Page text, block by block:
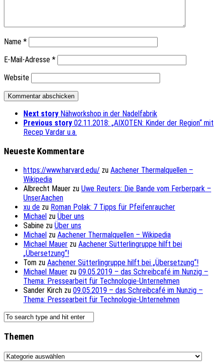
Name *
E-Mail-Adresse *
Website
Next story Nähworkshop in der Nadelfabrik
Previous story 02.11.2018: „AIXOTEN: Kinder der Region“ mit
Recep Vardar u.a.
Neueste Kommentare
https://www.harvard.edu/ zu Aachener Thermalquellen –
Wikipedia
Albrecht Mauer zu Uwe Reuters: Die Bande vom Ferberpark –
UnserAachen
xu de zu Roman Polak: 7 Tipps für Pfeifenraucher
Michael zu Über uns
Sabine zu Über uns
Michael zu Aachener Thermalquellen – Wikipedia
Michael Mauer zu Aachener Sütterlingruppe hilft bei
„Übersetzung“!
Tom zu Aachener Sütterlingruppe hilft bei „Übersetzung“!
Michael Mauer zu 09.05.2019 – das Schreibcafé im Nunzig –
Thema: Pressearbeit für Technologie-Unternehmen
Sander Kirch zu 09.05.2019 – das Schreibcafé im Nunzig –
Thema: Pressearbeit für Technologie-Unternehmen
Themen
Themen